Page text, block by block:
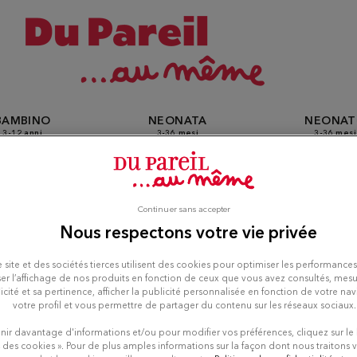
3-12 anni
NEONATA
3-36 mesi 3-36 mesi
Au Même a La
Luc
Nous respectons votre vie privée
site et des sociétés tierces utilisent des cookies pour optimiser les
l’affichage de nos produits en fonction de ceux que vous avez consultés,
et sa pertinence, afficher la publicité personnalisée en fonction de votre
votre profil et vous permettre de partager du contenu sur les réseaux sociaux.
davantage d'informations et/ou pour modifier vos préférences, cliquez sur le
des cookies ». Pour de plus amples informations sur la façon dont nous traitons
Continuer sans accepter